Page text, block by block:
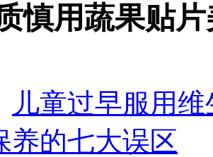
慎用蔬果贴
儿童过早服用
养的七大误区